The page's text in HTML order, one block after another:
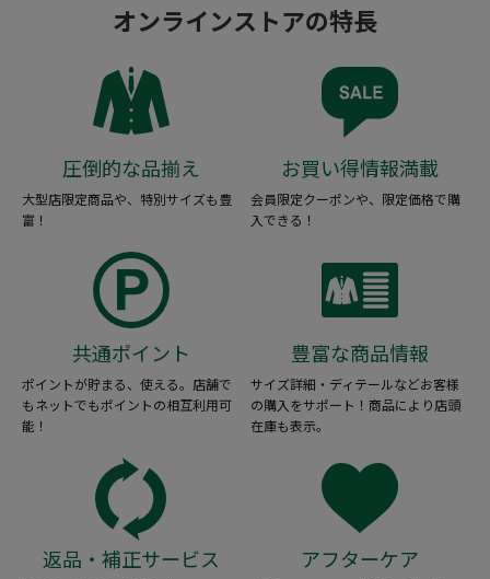
オンラインストアの特長
圧倒的な品揃え
大型店限定商品や、特別サイズも豊
富！
お買い得情報満載
会員限定クーポンや、限定価格で購
入できる！
共通ポイント
ポイントが貯まる、使える。店舗で
もネットでもポイントの相互利用可
能！
豊富な商品情報
サイズ詳細・ディテールなどお客様
の購入をサポート！商品により店頭
在庫も表示。
返品・補正サービス アフターケア